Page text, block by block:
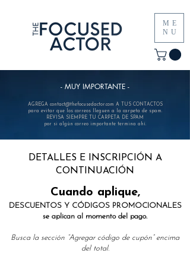
ME
NU
- MUY IMPORTANTE -
AGREGA contact@thefocusedactor.com A TUS CONTACTOS
para evitar que los correos lleguen a la carpeta de spam.
REVISA SIEMPRE TU CARPETA DE SPAM
por si algún correo importante termina ahí.
DETALLES E INSCRIPCIÓN A
CONTINUACIÓN
Cuando aplique,
DESCUENTOS Y CÓDIGOS PROMOCIONALES
se aplican al momento del pago.
Busca la sección “Agregar código de cupón” encima
del total.